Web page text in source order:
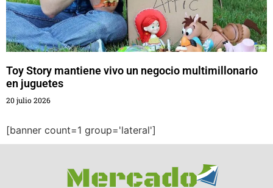
Toy Story mantiene vivo un negocio multimillonario
en juguetes
20 julio 2026
[banner count=1 group='lateral']